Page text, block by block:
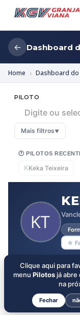
← Dashboard
Home Dashboard do
PILOTO
Digite ou
Mais filtros▼
🕐 PILOTOS
KKeka Teixeira
☆
🏁
0
Clique aqui para
menu Pilotos já
na
Fechar